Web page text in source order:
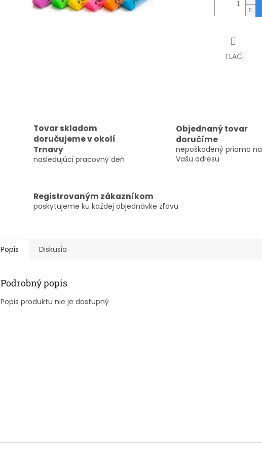
TLAČ
Tovar skladom
doručujeme v okolí
Trnavy
nasledujúci pracovný deň
Objednaný tovar
doručíme
nepoškodený priamo na
Vašu adresu
Registrovaným zákazníkom
poskytujeme ku každej objednávke zľavu
Popis Diskusia
Podrobný popis
Popis produktu nie je dostupný